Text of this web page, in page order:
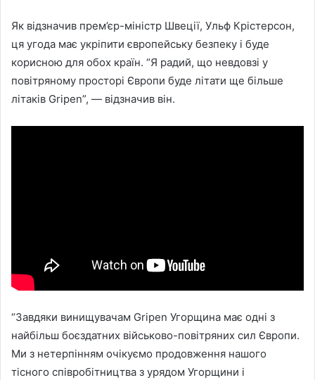
Як відзначив прем’єр-міністр Швеції, Ульф Крістерсон,
ця угода має укріпити європейську безпеку і буде
корисною для обох країн. “Я радий, що невдовзі у
повітряному просторі Європи буде літати ще більше
літаків Gripen”, — відзначив він.
“Завдяки винищувачам Gripen Угорщина має одні з
найбільш боєздатних військово-повітряних сил Європи.
Ми з нетерпінням очікуємо продовження нашого
тісного співробітництва з урядом Угорщини і